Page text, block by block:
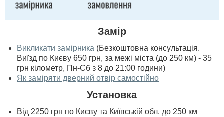
Замір
Викликати замірника (Безкоштовна консультація.
Виїзд по Києву 650 грн, за межі міста (до 250 км) - 35
грн кілометр, Пн-Сб з 8 до 21:00 години)
Як заміряти дверний отвір самостійно
Установка
Від 2250 грн по Києву та Київській обл. до 250 км